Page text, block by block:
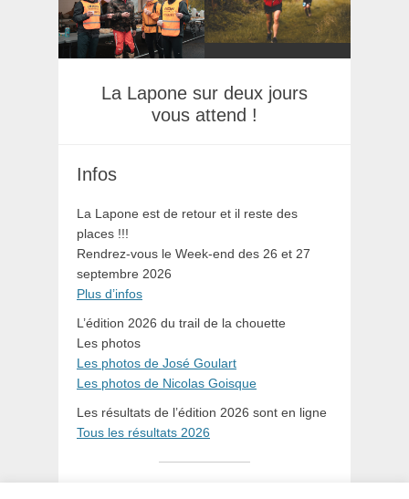
La Lapone sur deux jours
vous attend !
Infos
La Lapone est de retour et il reste des
places !!!
Rendrez-vous le Week-end des 26 et 27
septembre 2026
Plus d’infos
L’édition 2026 du trail de la chouette
Les photos
Les photos de José Goulart
Les photos de Nicolas Goisque
Les résultats de l’édition 2026 sont en ligne
Tous les résultats 2026